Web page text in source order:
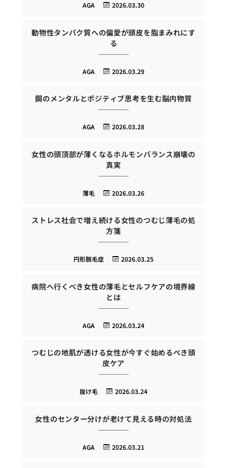
2026.03.30
AGA
動物性タンパク質への偏愛が頭皮を脂まみれにす
る
2026.03.29
AGA
鋼のメンタルとポジティブ思考を生む脳内物質
2026.03.28
AGA
女性の頭頂部が薄くなるホルモンバランス崩壊の
真実
2026.03.26
薄毛
ストレス社会で増え続ける女性のつむじ薄毛の処
方箋
2026.03.25
円形脱毛症
病院へ行くべき女性の薄毛とセルフケアの境界線
とは
2026.03.24
AGA
つむじの地肌が透ける女性が今すぐ始めるべき頭
皮ケア
2026.03.24
抜け毛
女性のセンター分けが老けて見える時の対処法
2026.03.21
AGA